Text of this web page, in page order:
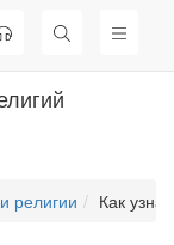
религии Как